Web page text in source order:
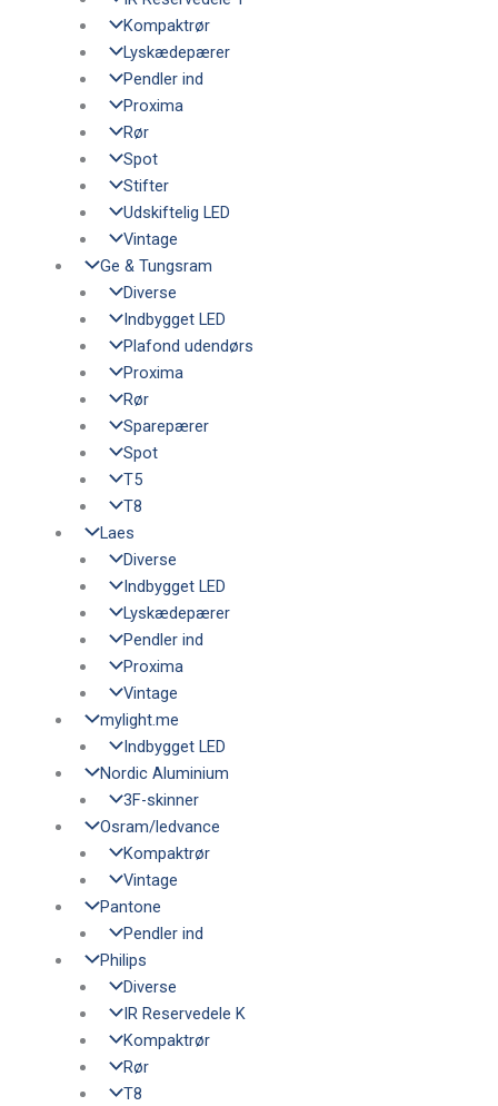
Kompaktrør
Lyskædepærer
Pendler ind
Proxima
Rør
Spot
Stifter
Udskiftelig LED
Vintage
Ge & Tungsram
Diverse
Indbygget LED
Plafond udendørs
Proxima
Rør
Sparepærer
Spot
T5
T8
Laes
Diverse
Indbygget LED
Lyskædepærer
Pendler ind
Proxima
Vintage
mylight.me
Indbygget LED
Nordic Aluminium
3F-skinner
Osram/ledvance
Kompaktrør
Vintage
Pantone
Pendler ind
Philips
Diverse
IR Reservedele K
Kompaktrør
Rør
T8